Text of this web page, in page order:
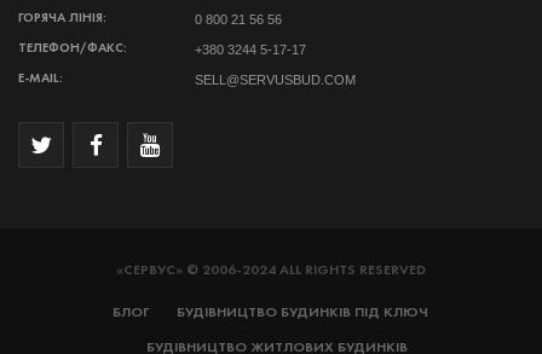
ГОРЯЧА ЛІНІЯ: 0 800 21 56 56
ТЕЛЕФОН/ФАКС: +380 3244 5-17-17
E-MAIL: SELL@SERVUSBUD.COM
«СЕРВУС» © 2006-2024 ALL RIGHTS RESERVED
БЛОГ БУДІВНИЦТВО БУДИНКІВ ПІД КЛЮЧ
БУДІВНИЦТВО ЖИТЛОВИХ БУДИНКІВ